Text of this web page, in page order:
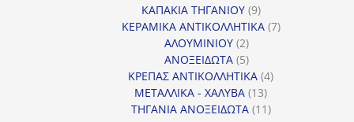
ΚΑΠΑΚΙΑ ΤΗΓΑΝΙΟΥ 99
προϊόντα
ΚΕΡΑΜΙΚΑ ΑΝΤΙΚΟΛΛΗΤΙΚΑ 77
ΑΛΟΥΜΙΝΙΟΥ 22
προϊόντα
ΑΝΟΞΕΙΔΩΤΑ 55
προϊόντα
ΚΡΕΠΑΣ ΑΝΤΙΚΟΛΛΗΤΙΚΑ 44
ΜΕΤΑΛΛΙΚΑ - ΧΑΛΥΒΑ 1313
προϊόντα
ΤΗΓΑΝΙΑ ΑΝΟΞΕΙΔΩΤΑ 1111